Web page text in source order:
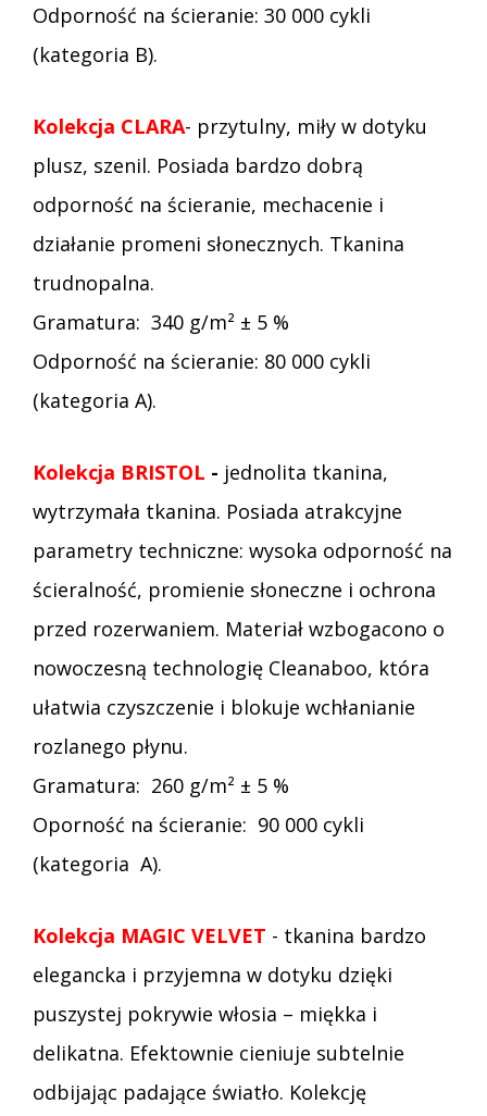
Odporność na ścieranie: 30 000 cykli
(kategoria B).
Kolekcja CLARA- przytulny, miły w dotyku
plusz, szenil. Posiada bardzo dobrą
odporność na ścieranie, mechacenie i
działanie promeni słonecznych. Tkanina
trudnopalna.
Gramatura: 340 g/m² ± 5 %
Odporność na ścieranie: 80 000 cykli
(kategoria A).
Kolekcja BRISTOL - jednolita tkanina,
wytrzymała tkanina. Posiada atrakcyjne
parametry techniczne: wysoka odporność na
ścieralność, promienie słoneczne i ochrona
przed rozerwaniem. Materiał wzbogacono o
nowoczesną technologię Cleanaboo, która
ułatwia czyszczenie i blokuje wchłanianie
rozlanego płynu.
Gramatura: 260 g/m² ± 5 %
Oporność na ścieranie: 90 000 cykli
(kategoria A).
Kolekcja MAGIC VELVET - tkanina bardzo
elegancka i przyjemna w dotyku dzięki
puszystej pokrywie włosia – miękka i
delikatna. Efektownie cieniuje subtelnie
odbijając padające światło. Kolekcję